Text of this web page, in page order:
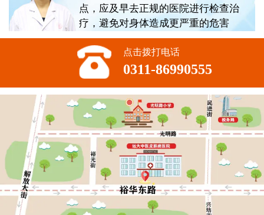
点，应及早去正规的医院进行检查治
疗，避免对身体造成更严重的危害
点击拨打电话
0311-86990555
不方便沟通的话，可以留下您的联系方式，稍后联系您